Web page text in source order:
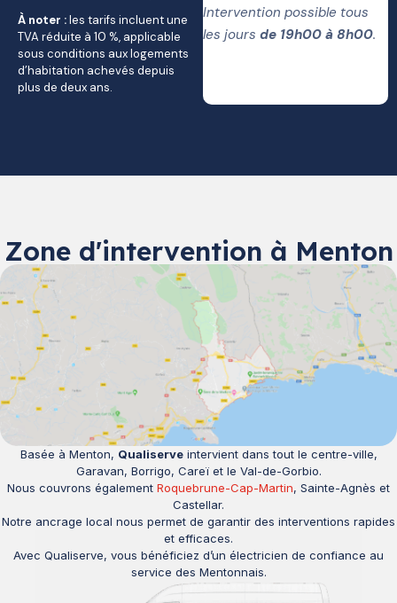
À noter :les tarifs incluent une
TVA réduite à 10 %, applicable
sous conditions aux logements
d’habitation achevés depuis
plus de deux ans.
Intervention possible tous
les joursde 19h00 à 8h00.
Zone d'intervention à Menton
Basée à Menton, Qualiserveintervient dans tout le centre-ville,
Garavan, Borrigo, Careï et le Val-de-Gorbio.
Nous couvrons également Roquebrune-Cap-Martin, Sainte-Agnès et
Castellar.
Notre ancrage local nous permet de garantir des interventions rapides
et efficaces.
Avec Qualiserve, vous bénéficiez d’un électricien de confiance au
service des Mentonnais.